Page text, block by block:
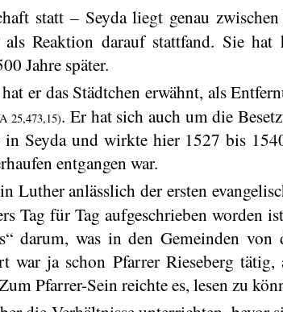
statt – Seyda liegt genau
Reaktion darauf stattfand. Sie
Jahre später.
er das Städtchen erwähnt, als
25,473,15). Er hat sich auch um die
in Seyda und wirkte hier 1527 bis
entgangen war.
anlässlich der ersten
Tag für Tag aufgeschrieben worden
darum, was in den Gemeinden
ja schon Pfarrer Rieseberg tätig,
Pfarrer-Sein reichte es, lesen zu